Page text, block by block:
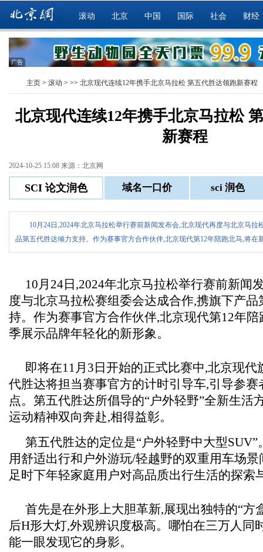
滚动 北京 中国 国际 社会 财经
广告
主页 > 滚动 > >> 北京现代连续12年携手北京马拉松 第五代胜达领跑新赛程
北京现代连续12年携手北京马拉松
新赛程
2024-10-25 15:08 来源：北京网
10月24日,2024年北京马拉松举行赛前新闻发布会,北京现代再度与北京马拉
品第五代胜达倾力支持。作为赛事官方合作伙伴,北京现代第12年陪跑北马,将在
10月24日,2024年北京马拉松举行赛前新闻
度与北京马拉松赛组委会达成合作,携旗下产
持。作为赛事官方合作伙伴,北京现代第12年
季展示品牌年轻化的新形象。
即将在11月3日开始的正式比赛中,北京现
代胜达将担当赛事官方的计时引导车,引导参赛
点。第五代胜达所倡导的“户外轻野”全新生活
运动精神双向奔赴,相得益彰。
第五代胜达的定位是“户外轻野中大型
用舒适出行和户外游玩/轻越野的双重用车场
足时下年轻家庭用户对高品质出行生活的探索
首先是在外形上大胆革新,展现出独特的“方
后H形大灯,外观辨识度极高。哪怕在三万人同
能一眼发现它的身影。